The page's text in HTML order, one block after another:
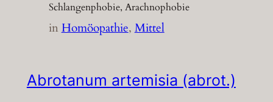
Schlangenphobie, Arachnophobie
inHomöopathie, Mittel
Abrotanum artemisia (abrot.)